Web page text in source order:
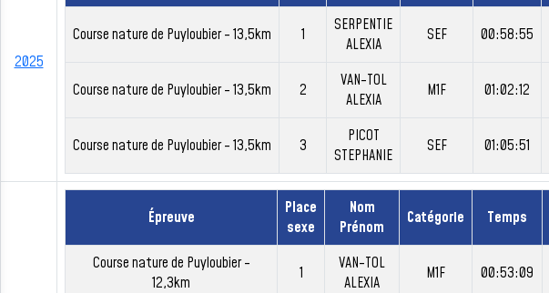
2025
Course nature de Puyloubier - 13,5km 1
SERPENTIE
ALEXIA
SEF 00:58:55
Course nature de Puyloubier - 13,5km 2
VAN-TOL
ALEXIA
M1F 01:02:12
Course nature de Puyloubier - 13,5km 3
PICOT
STEPHANIE
SEF 01:05:51
Épreuve
Place
sexe
Nom
Prénom
Catégorie Temps
Course nature de Puyloubier -
12,3km
1
VAN-TOL
ALEXIA
M1F 00:53:09